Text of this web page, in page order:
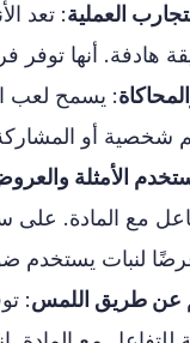
: تعد
هادفة. أنها
: يسمح لعب
شخصية أو
مع المادة.
لنبات يستخدم
: